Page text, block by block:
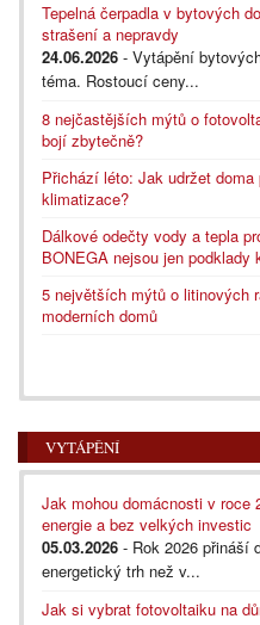
Tepelná čerpadla v bytových
strašení a nepravdy
24.06.2026 - Vytápění
téma. Rostoucí ceny...
8 nejčastějších mýtů o
bojí zbytečně?
Přichází léto: Jak udržet
klimatizace?
Dálkové odečty vody a tepla
BONEGA nejsou jen podklady
5 největších mýtů o litinových
moderních domů
VYTÁPĚNÍ
Jak mohou domácnosti v roce
energie a bez velkých investic
05.03.2026 - Rok 2026 přináší
energetický trh než v...
Jak si vybrat fotovoltaiku na